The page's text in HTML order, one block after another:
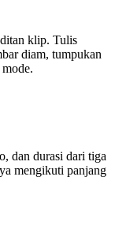
klip. Tulis
diam, tumpukan
dan durasi dari tiga
mengikuti panjang